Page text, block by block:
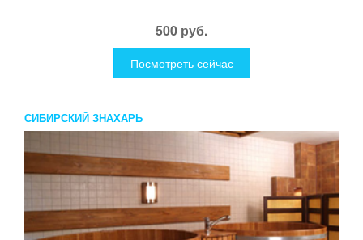
500 руб.
Посмотреть сейчас
СИБИРСКИЙ ЗНАХАРЬ